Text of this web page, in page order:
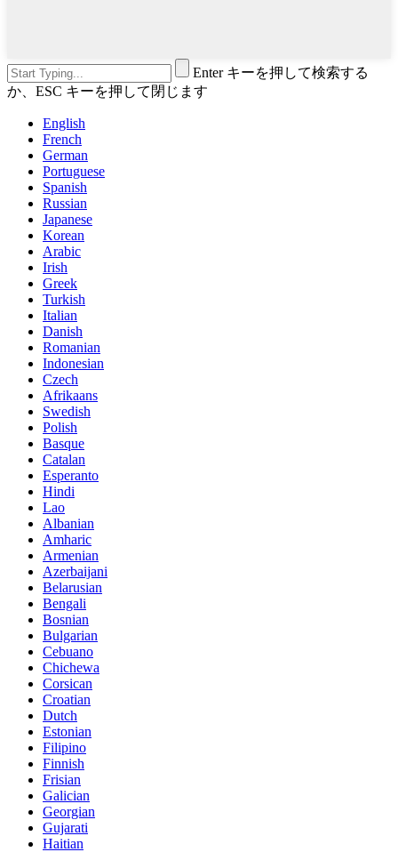
Enter キーを押して検索する
か、ESC キーを押して閉じます
English
French
German
Portuguese
Spanish
Russian
Japanese
Korean
Arabic
Irish
Greek
Turkish
Italian
Danish
Romanian
Indonesian
Czech
Afrikaans
Swedish
Polish
Basque
Catalan
Esperanto
Hindi
Lao
Albanian
Amharic
Armenian
Azerbaijani
Belarusian
Bengali
Bosnian
Bulgarian
Cebuano
Chichewa
Corsican
Croatian
Dutch
Estonian
Filipino
Finnish
Frisian
Galician
Georgian
Gujarati
Haitian